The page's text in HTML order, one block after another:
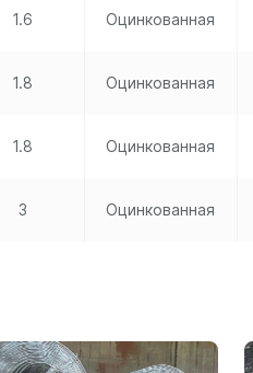
1.6 Оцинкованная
1.8 Оцинкованная
1.8 Оцинкованная
3 Оцинкованная